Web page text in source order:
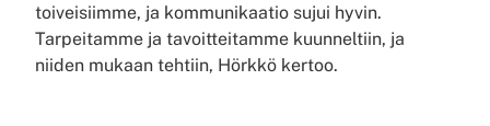
toiveisiimme, ja kommunikaatio sujui hyvin.
Tarpeitamme ja tavoitteitamme kuunneltiin, ja
niiden mukaan tehtiin, Hörkkö kertoo.